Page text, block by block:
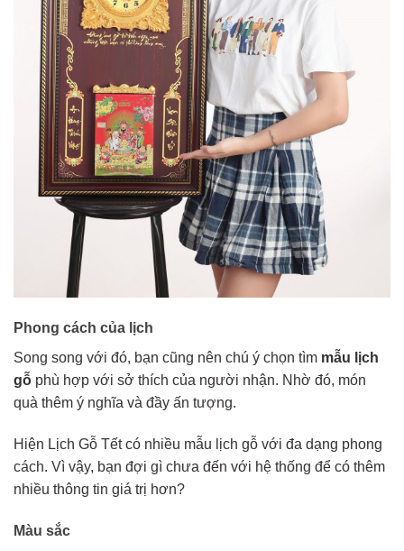
Phong cách của lịch
Song song với đó, bạn cũng nên chú ý chọn tìm mẫu lịch
gỗ phù hợp với sở thích của người nhận. Nhờ đó, món
quà thêm ý nghĩa và đầy ấn tượng.
Hiện Lịch Gỗ Tết có nhiều mẫu lịch gỗ với đa dạng phong
cách. Vì vậy, bạn đợi gì chưa đến với hệ thống để có thêm
nhiều thông tin giá trị hơn?
Màu sắc